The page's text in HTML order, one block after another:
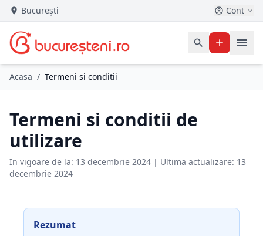
București Cont
Acasa / Termeni si conditii
Termeni si conditii de
utilizare
In vigoare de la: 13 decembrie 2024 | Ultima actualizare: 13
decembrie 2024
Rezumat